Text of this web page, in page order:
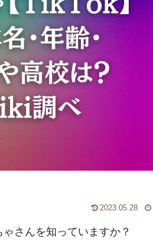
2023.05.28
さんを知っていますか？